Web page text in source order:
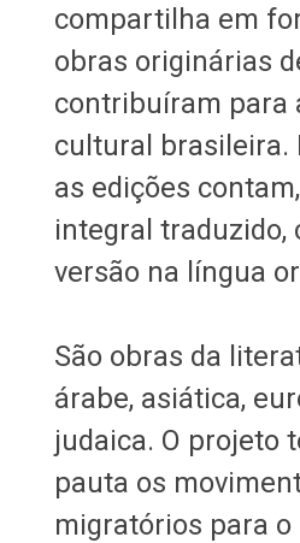
compartilha em
obras originárias
contribuíram para
cultural brasileira.
as edições
integral traduzido,
versão na língua
São obras da
árabe, asiática,
judaica. O projeto
pauta os
migratórios para o